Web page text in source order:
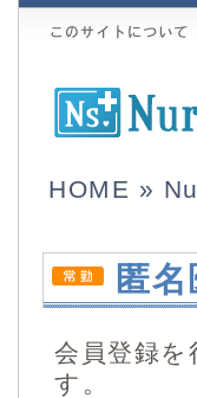
HOME »
匿
会員登録
す。